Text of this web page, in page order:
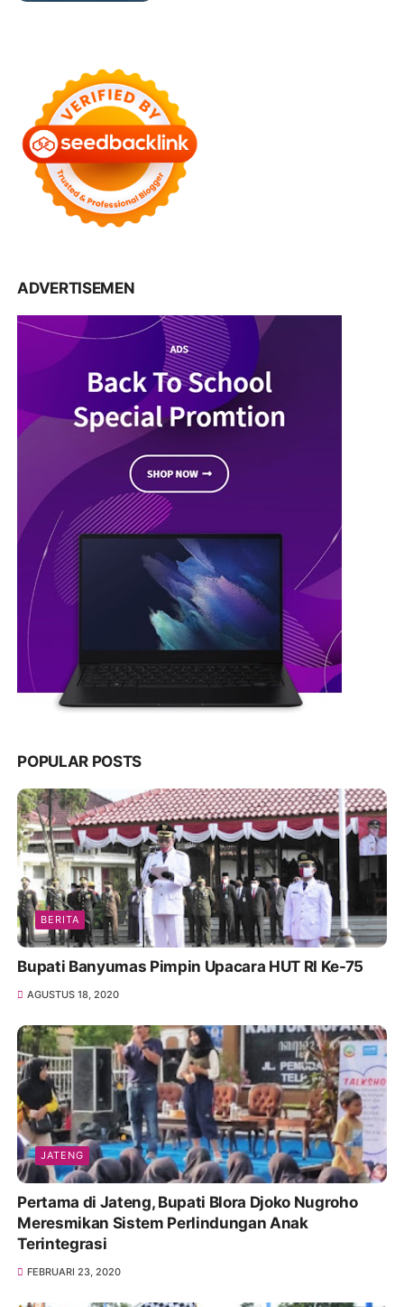
ADVERTISEMEN
POPULAR POSTS
BERITA
Bupati Banyumas Pimpin Upacara HUT RI Ke-75
AGUSTUS 18, 2020
JATENG
Pertama di Jateng, Bupati Blora Djoko Nugroho
Meresmikan Sistem Perlindungan Anak
Terintegrasi
FEBRUARI 23, 2020